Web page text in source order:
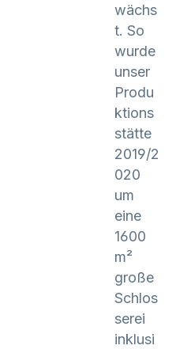
wächs
t. So
wurde
unser
Produ
ktions
stätte
2019/2
020
um
eine
1600
m²
große
Schlos
serei
inklusi